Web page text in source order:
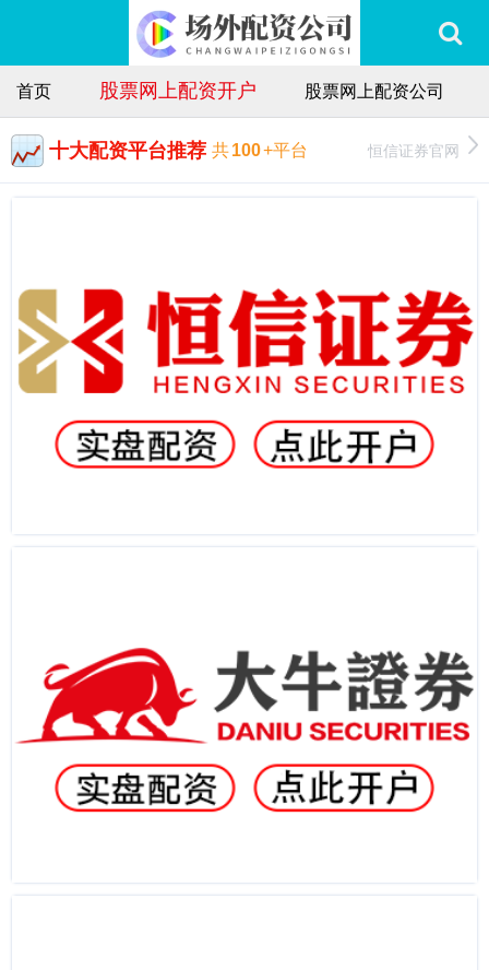
首页 股票网上配资开户 股票网上配资公司
十大配资平台推荐 共100+平台 恒信证券官网